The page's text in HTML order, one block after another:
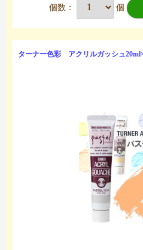
個数： 個
ターナー色彩 アクリルガッシュ